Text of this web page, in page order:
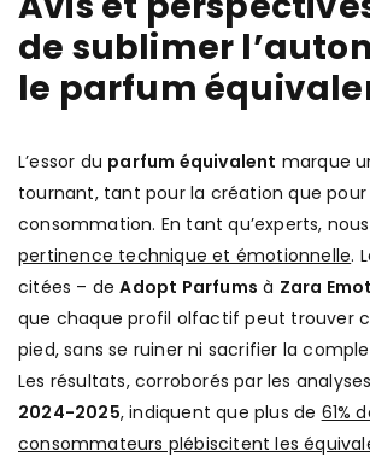
de sublimer
le parfum
L’essor du parfum équivalent marque
tournant, tant pour la création que pour
consommation. En tant qu’experts,
pertinence technique et émotionnelle.
citées – deAdopt Parfums à Zara
que chaque profil olfactif peut trouver
pied, sans se ruiner ni sacrifier la
Les résultats, corroborés par les
2024-2025, indiquent que plus de 61%
consommateurs plébiscitent les